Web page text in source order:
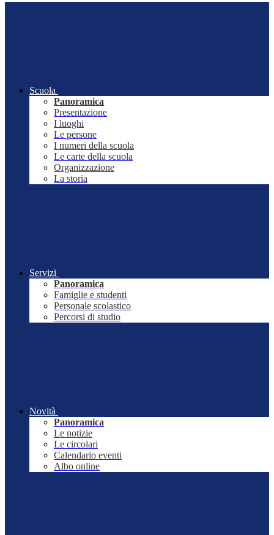
Scuola
Panoramica
Presentazione
I luoghi
Le persone
I numeri della scuola
Le carte della scuola
Organizzazione
La storia
Servizi
Panoramica
Famiglie e studenti
Personale scolastico
Percorsi di studio
Novità
Panoramica
Le notizie
Le circolari
Calendario eventi
Albo online